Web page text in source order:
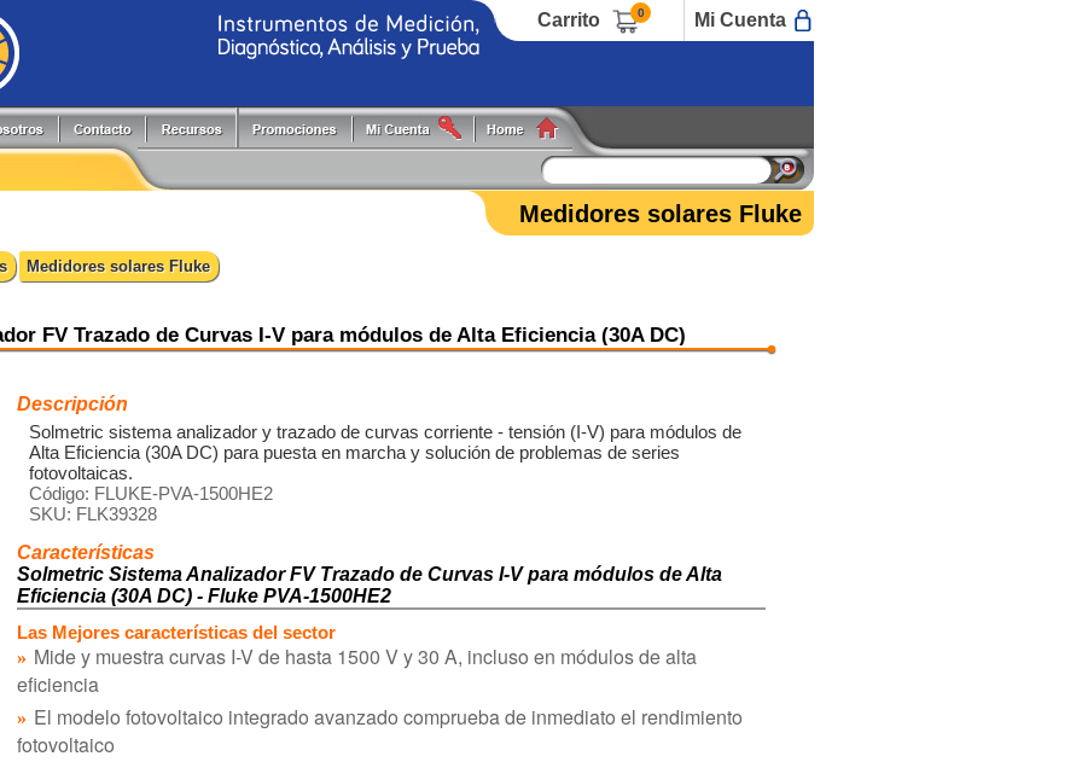
Carrito 0 Mi Cuenta
Generadores de Funciones
Medidores
Pinzas de Medición
FlukeCal
Global Specialties
Medidores solares Fluke
Medidores solares Fluke
FV Trazado de Curvas I-V para módulos de Alta Eficiencia (30A DC)
Descripción
Solmetric sistema analizador y trazado de curvas corriente - tensión (I-V) para módulos de
Alta Eficiencia (30A DC) para puesta en marcha y solución de problemas de series
fotovoltaicas.
Código: FLUKE-PVA-1500HE2
SKU: FLK39328
Características
Solmetric Sistema Analizador FV Trazado de Curvas I-V para módulos de Alta
Eficiencia (30A DC) - Fluke PVA-1500HE2
Las Mejores características del sector
Mide y muestra curvas I-V de hasta 1500 V y 30 A, incluso en módulos de alta
eficiencia
El modelo fotovoltaico integrado avanzado comprueba de inmediato el rendimiento
fotovoltaico